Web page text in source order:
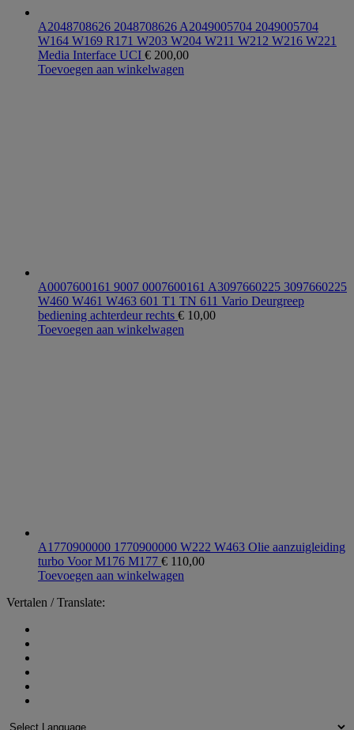
A2048708626 2048708626 A2049005704 2049005704
W164 W169 R171 W203 W204 W211 W212 W216 W221
Media Interface UCI € 200,00
Toevoegen aan winkelwagen
A0007600161 9007 0007600161 A3097660225 3097660225
W460 W461 W463 601 T1 TN 611 Vario Deurgreep
bediening achterdeur rechts € 10,00
Toevoegen aan winkelwagen
A1770900000 1770900000 W222 W463 Olie aanzuigleiding
turbo Voor M176 M177 € 110,00
Toevoegen aan winkelwagen
Vertalen / Translate: